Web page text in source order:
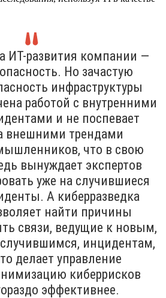
ИТ-развития компании —
Но зачастую
инфраструктуры
работой с внутренними
и не поспевает
внешними трендами
что в свою
вынуждает экспертов
уже на случившиеся
А киберразведка
найти причины
связи, ведущие к новым,
инцидентам,
делает управление
киберрисков
эффективнее.